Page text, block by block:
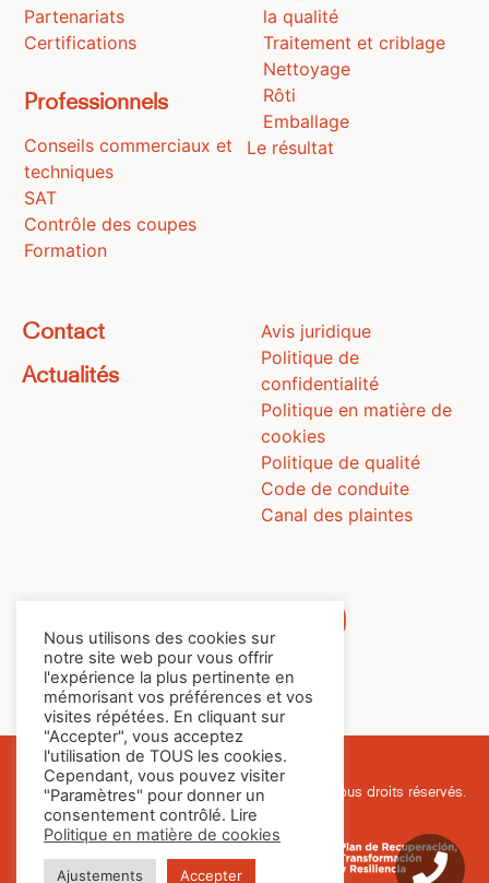
Partenariats
Certifications
Professionnels
Conseils commerciaux et
techniques
SAT
Contrôle des coupes
Formation
la qualité
Traitement et criblage
Nettoyage
Rôti
Emballage
Le résultat
Contact
Actualités
Avis juridique
Politique de
confidentialité
Politique en matière de
cookies
Politique de qualité
Code de conduite
Canal des plaintes
© Cafés Batalla, 2026. Tous droits réservés.
Nous utilisons des cookies sur
notre site web pour vous offrir
l'expérience la plus pertinente en
mémorisant vos préférences et vos
visites répétées. En cliquant sur
"Accepter", vous acceptez
l'utilisation de TOUS les cookies.
Cependant, vous pouvez visiter
"Paramètres" pour donner un
consentement contrôlé. Lire
Politique en matière de cookies
Ajustements Accepter